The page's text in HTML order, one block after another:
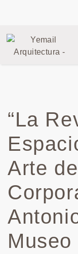
“La
Arte